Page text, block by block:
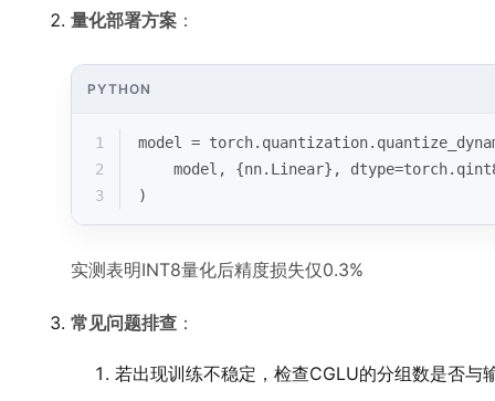
量化部署方案 ：
PYTHON
1
model =
2
model, {nn.Linear},
3
)
实测表明INT8量化后精度损失仅0.3%
常见问题排查 ：
若出现训练不稳定，检查CGLU的分组数是否与